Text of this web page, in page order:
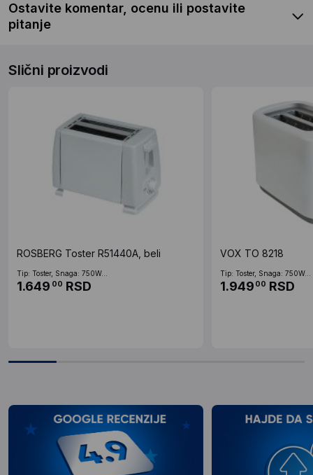
Ostavite komentar, ocenu ili postavite
pitanje
Slični proizvodi
ROSBERG Toster R51440A, beli
Tip: Toster, Snaga: 750W...
1.649 00 RSD
VOX TO 8218
Tip: Toster, Snaga: 750W...
1.949 00 RSD